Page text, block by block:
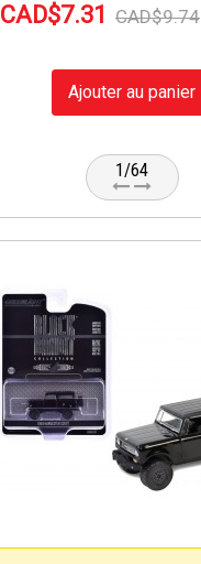
CAD$7.31 CAD$9.74
Ajouter au panier
1/64